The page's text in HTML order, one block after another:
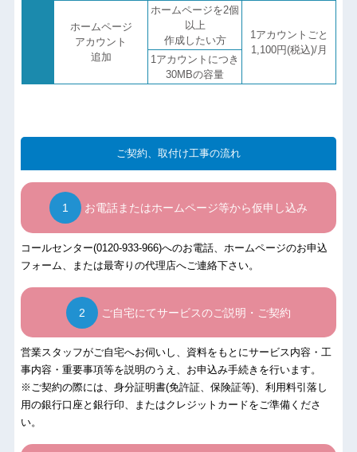
ホームページ
アカウント
追加
ホームページを2個
以上
作成したい方
1アカウントごと
1,100円(税込)/月
1アカウントにつき
30MBの容量
ご契約、取付け工事の流れ
お電話またはホームページ等から仮申し込み
コールセンター(0120-933-966)へのお電話、ホームページのお申込
フォーム 、または最寄りの代理店へご連絡下さい。
ご自宅にてサービスのご説明・ご契約
営業スタッフがご自宅へお伺いし、資料をもとにサービス内容・工
事内容・重要事項等を説明のうえ、お申込み手続きを行います。
※ご契約の際には、身分証明書(免許証、保険証等)、利用料引落し
用の銀行口座と銀行印、またはクレジットカードをご準備くださ
い。